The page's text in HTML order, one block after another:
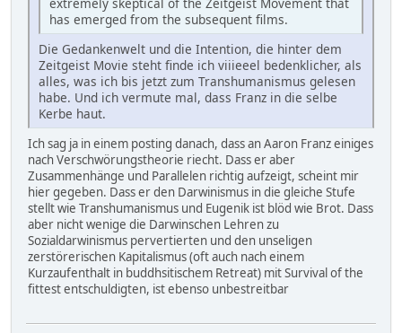
has emerged from the subsequent films.
Die Gedankenwelt und die Intention, die hinter dem
Zeitgeist Movie steht finde ich viiieeel bedenklicher, als
alles, was ich bis jetzt zum Transhumanismus gelesen
habe. Und ich vermute mal, dass Franz in die selbe
Kerbe haut.
Ich sag ja in einem posting danach, dass an Aaron Franz einiges
nach Verschwörungstheorie riecht. Dass er aber
Zusammenhänge und Parallelen richtig aufzeigt, scheint mir
hier gegeben. Dass er den Darwinismus in die gleiche Stufe
stellt wie Transhumanismus und Eugenik ist blöd wie Brot. Dass
aber nicht wenige die Darwinschen Lehren zu
Sozialdarwinismus pervertierten und den unseligen
zerstörerischen Kapitalismus (oft auch nach einem
Kurzaufenthalt in buddhsitischem Retreat) mit Survival of the
fittest entschuldigten, ist ebenso unbestreitbar